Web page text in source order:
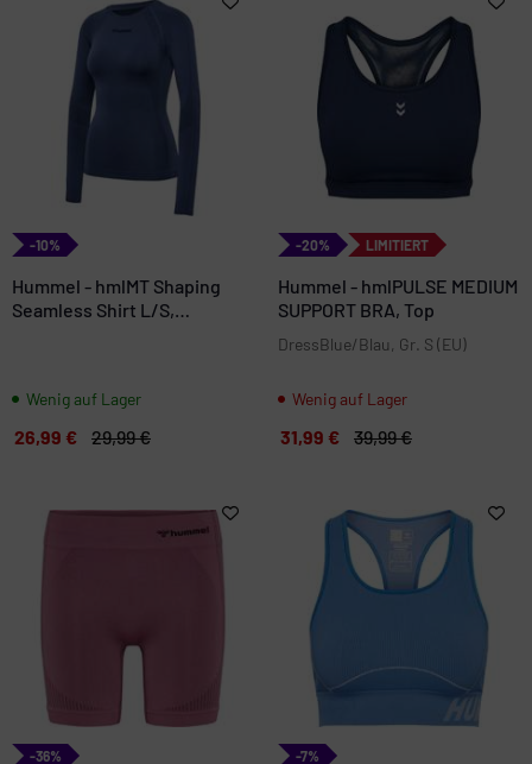
-10%
Hummel - hmlMT Shaping
Seamless Shirt L/S,
Wenig auf Lager
26,99 € 29,99 €
-20% LIMITIERT
Hummel - hmlPULSE MEDIUM
SUPPORT BRA, Top
DressBlue/Blau, Gr. S (EU)
Wenig auf Lager
31,99 € 39,99 €
-36% -7%